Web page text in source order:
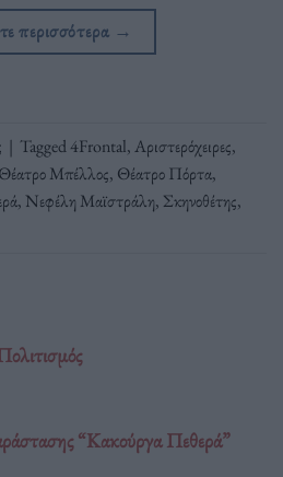
περισσότερα →
| Tagged4Frontal,Αριστερόχειρες,
Θέατρο Μπέλλος, Θέατρο Πόρτα,
, Νεφέλη Μαϊστράλη, Σκηνοθέτης,
“Κακούργα Πεθερά”